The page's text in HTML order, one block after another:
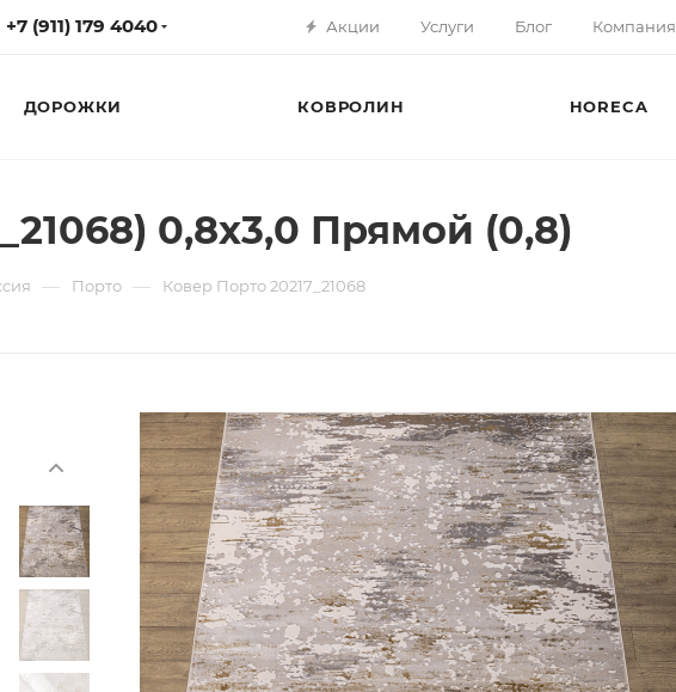
+7 (911) 179 4040 Акции Услуги Блог Компания
ДОРОЖКИ КОВРОЛИН HORECA
0,8х3,0 Прямой (0,8)
— Порто — Ковер Порто 20217_21068